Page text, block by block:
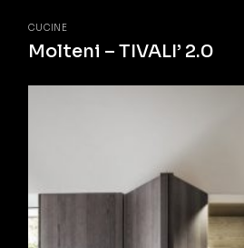
CUCINE
Molteni – TIVALI’ 2.0